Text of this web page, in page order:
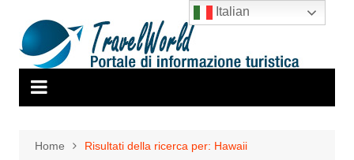
contenuto
Home Risultati della ricerca per: Hawaii
Italian